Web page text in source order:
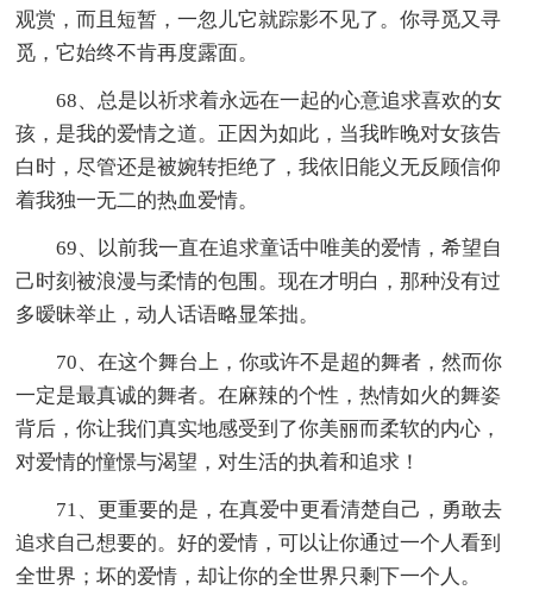
观赏，而且短暂，一忽儿它就踪影不见了。你寻觅又寻
觅，它始终不肯再度露面。
68、总是以祈求着永远在一起的心意追求喜欢的女
孩，是我的爱情之道。正因为如此，当我昨晚对女孩告
白时，尽管还是被婉转拒绝了，我依旧能义无反顾信仰
着我独一无二的热血爱情。
69、以前我一直在追求童话中唯美的爱情，希望自
己时刻被浪漫与柔情的包围。现在才明白，那种没有过
多暧昧举止，动人话语略显笨拙。
70、在这个舞台上，你或许不是超的舞者，然而你
一定是最真诚的舞者。在麻辣的个性，热情如火的舞姿
背后，你让我们真实地感受到了你美丽而柔软的内心，
对爱情的憧憬与渴望，对生活的执着和追求！
71、更重要的是，在真爱中更看清楚自己，勇敢去
追求自己想要的。好的爱情，可以让你通过一个人看到
全世界；坏的爱情，却让你的全世界只剩下一个人。